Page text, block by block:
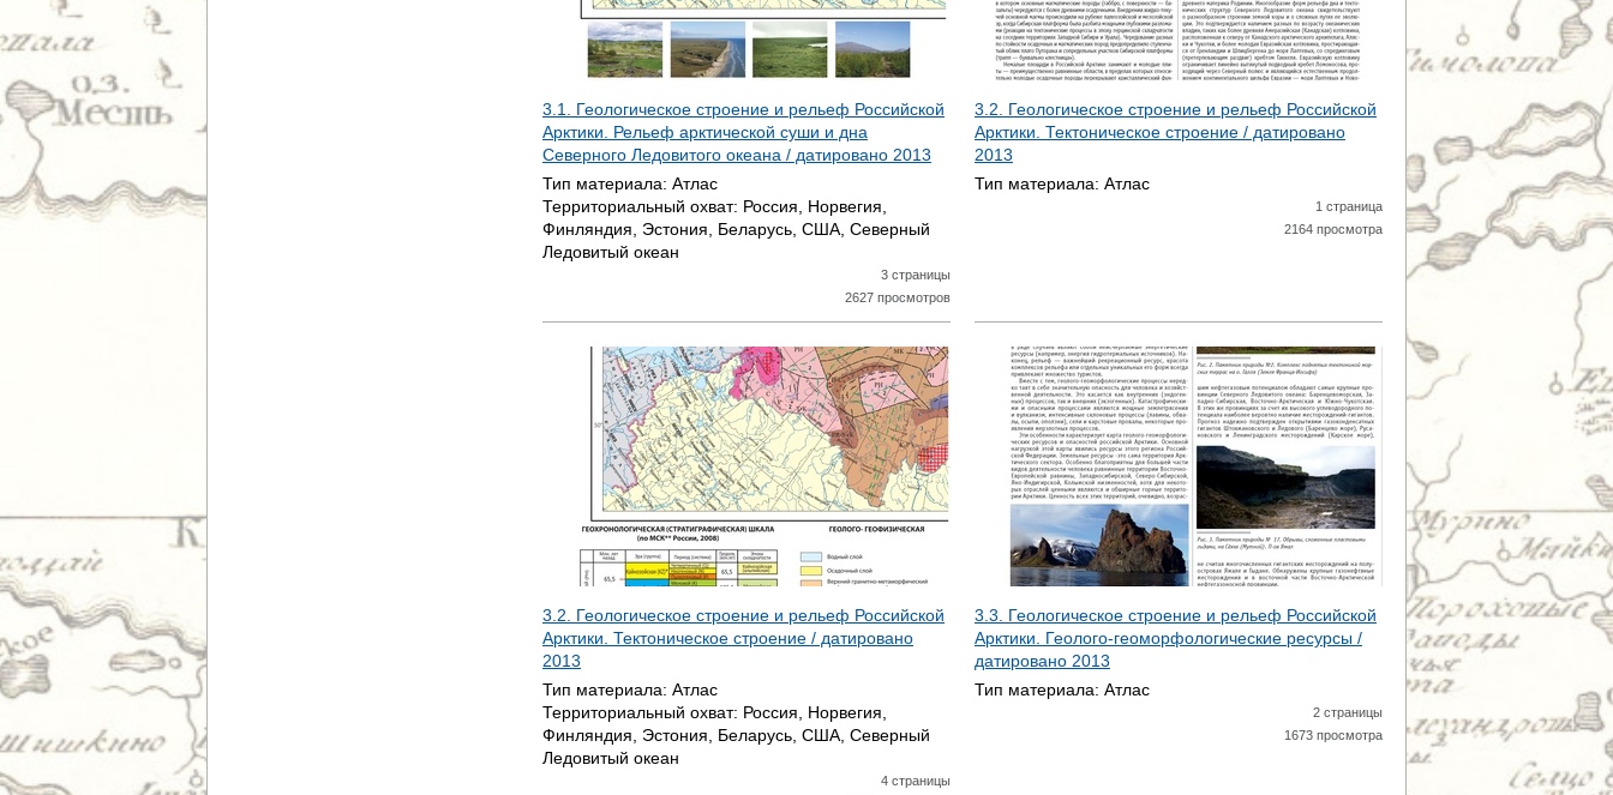
3.1. Геологическое строение и рельеф Российской
Арктики. Рельеф арктической суши и дна
Северного Ледовитого океана / датировано 2013
Тип материала: Атлас
Территориальный охват: Россия, Норвегия,
Финляндия, Эстония, Беларусь, США, Северный
Ледовитый океан
3 страницы
2627 просмотров
3.2. Геологическое строение и рельеф Российской
Арктики. Тектоническое строение / датировано
2013
Тип материала: Атлас
1 страница
2164 просмотра
3.2. Геологическое строение и рельеф Российской
Арктики. Тектоническое строение / датировано
2013
Тип материала: Атлас
Территориальный охват: Россия, Норвегия,
Финляндия, Эстония, Беларусь, США, Северный
Ледовитый океан
4 страницы
3.3. Геологическое строение и рельеф Российской
Арктики. Геолого-геоморфологические ресурсы /
датировано 2013
Тип материала: Атлас
2 страницы
1673 просмотра